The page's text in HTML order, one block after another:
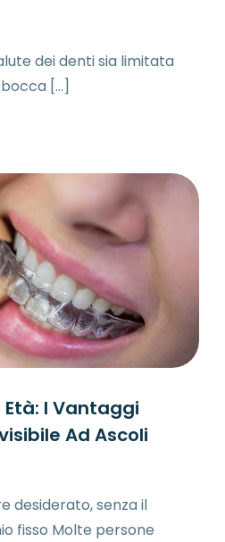
dei denti sia limitata
[…]
I Vantaggi
Ad Ascoli
desiderato, senza il
fisso Molte persone